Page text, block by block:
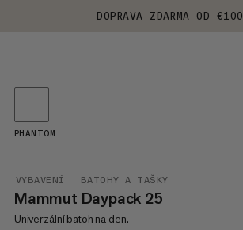
DOPRAVA ZDARMA OD €100
VYBAVENÍ BATOHY A TAŠKY
Mammut Daypack 25
Univerzální batoh na den.
PHANTOM